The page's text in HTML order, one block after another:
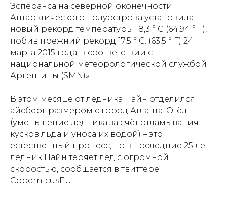
Эсперанса на северной оконечности
Антарктического полуострова установила
новый рекорд температуры 18,3 ° C (64,94 ° F),
побив прежний рекорд 17,5 ° C. (63,5 ° F) 24
марта 2015 года, в соответствии с
национальной метеорологической службой
Аргентины (SMN)».
В этом месяце от ледника Пайн отделился
айсберг размером с город Атланта. Отёл
(уменьшение ледника за счёт отламывания
кусков льда и уноса их водой) – это
естественный процесс, но в последние 25 лет
ледник Пайн теряет лед с огромной
скоростью, сообщается в твиттере
CopernicusEU.